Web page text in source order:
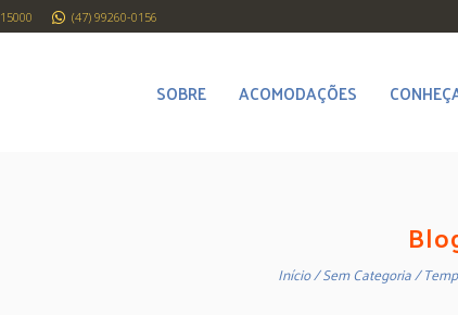
(47) 99260-0156
SOBRE ACOMODAÇÕES
Início Sem Categoria